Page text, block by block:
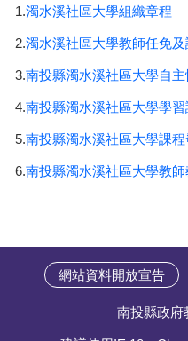
1.濁水溪社區大學組織章程
2.濁水溪社區大學教師任免
3.南投縣濁水溪社區大學自
4.南投縣濁水溪社區大學學
5.南投縣濁水溪社區大學課程
6.南投縣濁水溪社區大學教
網站資料開放宣告
南投縣政府